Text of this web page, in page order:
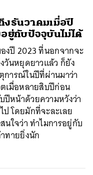
งธันวาคมเมื่อปี
ยู่กับปัจจุบันไม่ได้
งปี 2023 ที่นอกจากจะ
วันหยุดยาวแล้ว ก็ยัง
การณ์ในปีที่ผ่านมาว่า
เมื่อหลายสิบปีก่อน
ปีหน้าด้วยความหวังว่า
โดยมักที่จะละเลย
นใจว่า ทำไมการอยู่กับ
ทายยิ่งนัก